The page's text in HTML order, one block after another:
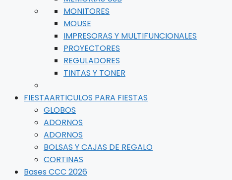
MONITORES
MOUSE
IMPRESORAS Y MULTIFUNCIONALES
PROYECTORES
REGULADORES
TINTAS Y TONER
FIESTAARTICULOS PARA FIESTAS
GLOBOS
ADORNOS
ADORNOS
BOLSAS Y CAJAS DE REGALO
CORTINAS
Bases CCC 2026